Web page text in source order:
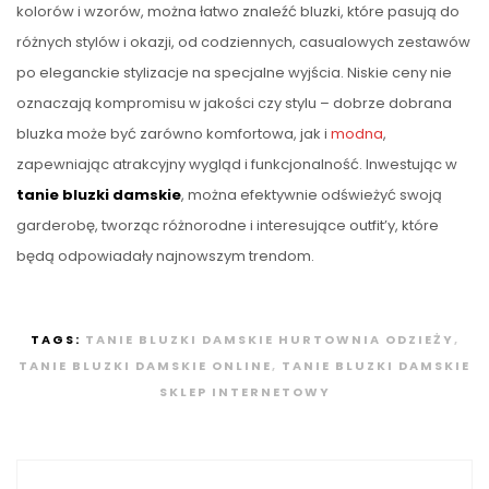
kolorów i wzorów, można łatwo znaleźć bluzki, które pasują do
różnych stylów i okazji, od codziennych, casualowych zestawów
po eleganckie stylizacje na specjalne wyjścia. Niskie ceny nie
oznaczają kompromisu w jakości czy stylu – dobrze dobrana
bluzka może być zarówno komfortowa, jak i modna,
zapewniając atrakcyjny wygląd i funkcjonalność. Inwestując w
tanie bluzki damskie, można efektywnie odświeżyć swoją
garderobę, tworząc różnorodne i interesujące outfit’y, które
będą odpowiadały najnowszym trendom.
TAGS: TANIE BLUZKI DAMSKIE HURTOWNIA ODZIEŻY ,
TANIE BLUZKI DAMSKIE ONLINE, TANIE BLUZKI DAMSKIE
SKLEP INTERNETOWY